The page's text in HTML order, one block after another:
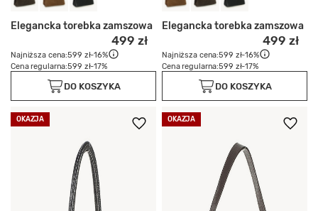
Elegancka torebka zamszowa
499 zł
Najniższa cena:599 zł-16%
Cena regularna:599 zł-17%
DO KOSZYKA
Elegancka torebka zamszowa
499 zł
Najniższa cena:599 zł-16%
Cena regularna:599 zł-17%
DO KOSZYKA
OKAZJA OKAZJA